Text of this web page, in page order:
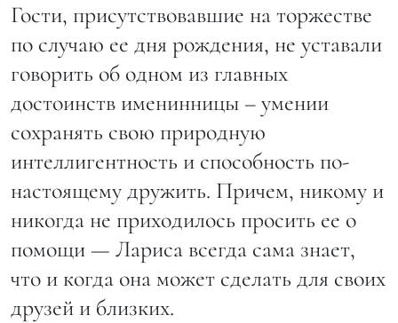
Гости, присутствовавшие на торжестве
по случаю ее дня рождения, не уставали
говорить об одном из главных
достоинств именинницы – умении
сохранять свою природную
интеллигентность и способность по-
настоящему дружить. Причем, никому и
никогда не приходилось просить ее о
помощи — Лариса всегда сама знает,
что и когда она может сделать для своих
друзей и близких.